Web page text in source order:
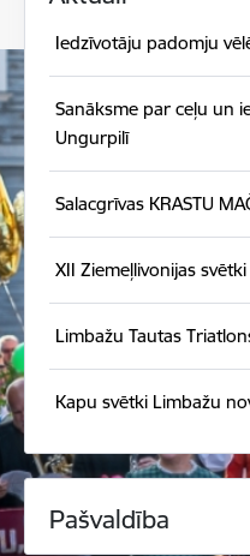
Iedzīvotāju padomju
Sanāksme par ceļu un
Ungurpilī
Salacgrīvas KRASTU
XII Ziemeļlivonijas svētki
Limbažu Tautas
Kapu svētki Limbažu
Pašvaldība